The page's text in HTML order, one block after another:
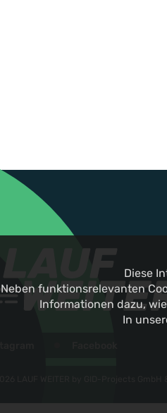
Diese
Neben funktionsrelevanten
Informationen dazu,
In